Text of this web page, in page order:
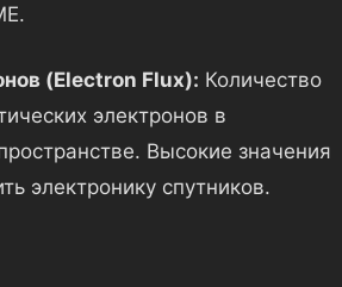
(Electron Flux): Количество
электронов в
Высокие значения
электронику спутников.